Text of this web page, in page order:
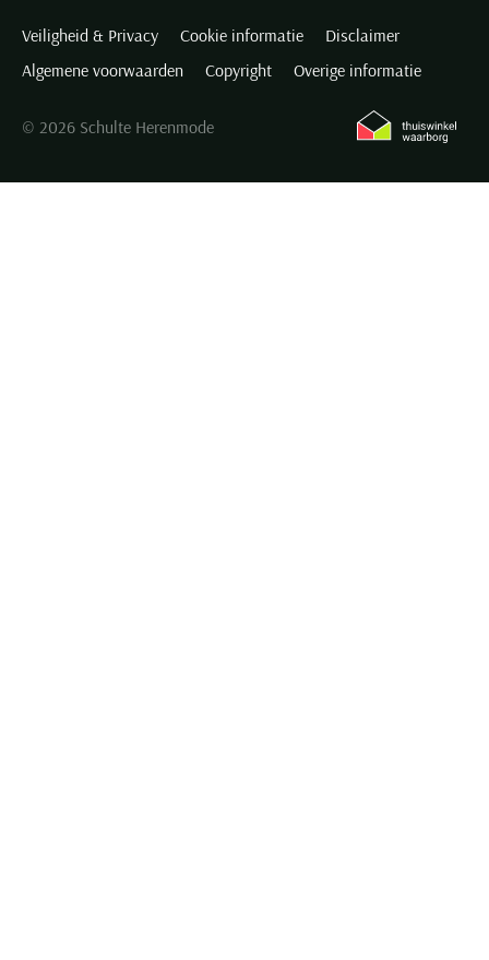
Veiligheid & Privacy Cookie informatie
Disclaimer
Algemene voorwaarden
Copyright Overige informatie
© 2026 Schulte Herenmode